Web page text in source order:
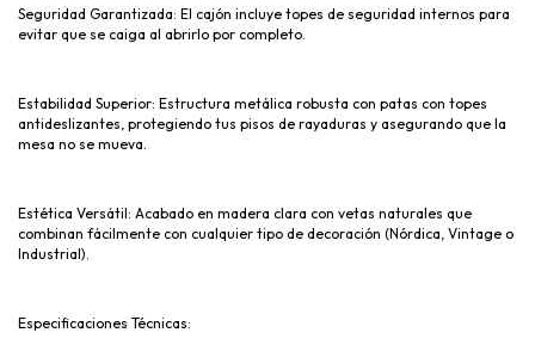
Seguridad Garantizada: El cajón incluye topes de seguridad internos para
evitar que se caiga al abrirlo por completo.
Estabilidad Superior: Estructura metálica robusta con patas con topes
antideslizantes, protegiendo tus pisos de rayaduras y asegurando que la
mesa no se mueva.
Estética Versátil: Acabado en madera clara con vetas naturales que
combinan fácilmente con cualquier tipo de decoración (Nórdica, Vintage o
Industrial).
Especificaciones Técnicas: